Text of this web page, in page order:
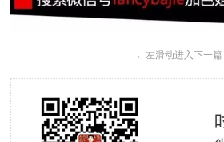
← 左滑动进入下一篇